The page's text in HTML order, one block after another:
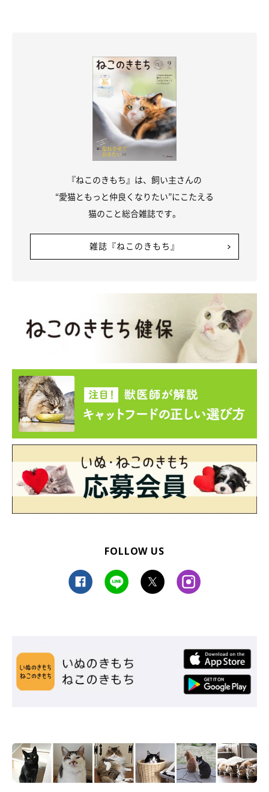
『ねこのきもち』は、飼い主さんの
“愛猫ともっと仲良くなりたい”にこたえる
猫のこと総合雑誌です。
雑誌『ねこのきもち』
FOLLOW US